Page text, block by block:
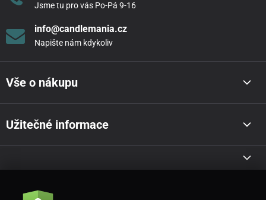
Jsme tu pro vás Po-Pá 9-16
info@candlemania.cz
Napište nám kdykoliv
Vše o nákupu
Užitečné informace
Akce a novinky e-mailem